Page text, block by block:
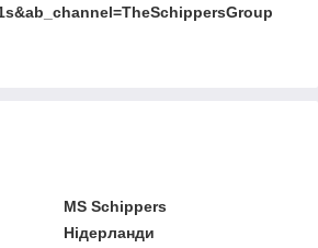
MS Schippers
Нідерланди